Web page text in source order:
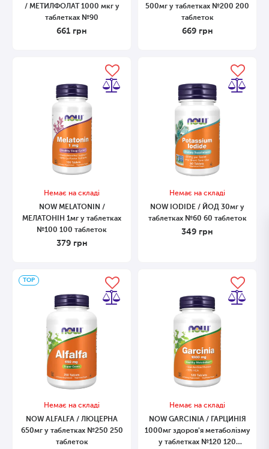
/ МЕТИЛФОЛАТ 1000 мкг у
таблетках №90
661 грн
500мг у таблетках №200 200
таблеток
669 грн
Немає на складі
NOW MELATONIN /
МЕЛАТОНІН 1мг у таблетках
№100 100 таблеток
379 грн
Немає на складі
NOW IODIDE / ЙОД 30мг у
таблетках №60 60 таблеток
349 грн
ТОP
Немає на складі
NOW ALFALFA / ЛЮЦЕРНА
650мг у таблетках №250 250
таблеток
Немає на складі
NOW GARCINIA / ГАРЦИНІЯ
1000мг здоров'я метаболізму
у таблетках №120 120